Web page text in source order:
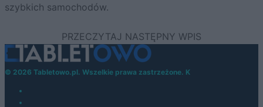
szybkich samochodów.
© 2026 Tabletowo.pl. Wszelkie prawa zastrzeżone. K